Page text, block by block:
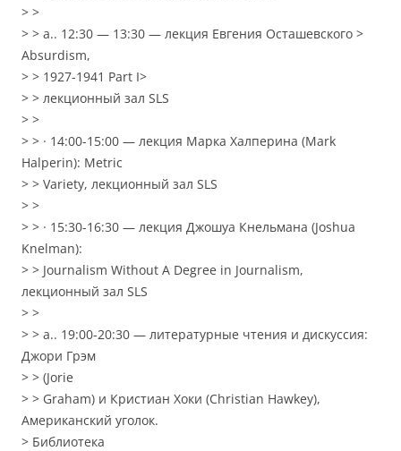
> >
> > a.. 12:30 — 13:30 — лекция Евгения Осташевского >
Absurdism,
> > 1927-1941 Part I>
> > лекционный зал SLS
> >
> > · 14:00-15:00 — лекция Марка Халперина (Mark
Halperin): Metric
> > Variety, лекционный зал SLS
> >
> > · 15:30-16:30 — лекция Джошуа Кнельмана (Joshua
Knelman):
> > Journalism Without A Degree in Journalism,
лекционный зал SLS
> >
> > a.. 19:00-20:30 — литературные чтения и дискуссия:
Джори Грэм
> > (Jorie
> > Graham) и Кристиан Хоки (Christian Hawkey),
Американский уголок.
> Библиотека